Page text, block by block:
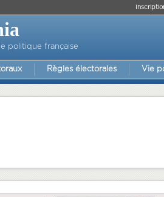
politique française
Règles électorales Vie